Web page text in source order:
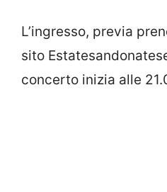
L’ingresso, previa
sito
concerto inizia alle